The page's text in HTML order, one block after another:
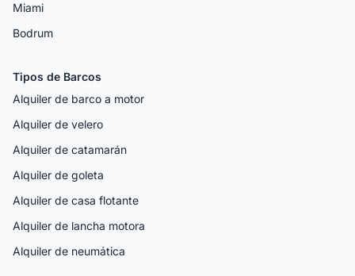
Miami
Bodrum
Tipos de Barcos
Alquiler de barco a motor
Alquiler de velero
Alquiler de catamarán
Alquiler de goleta
Alquiler de casa flotante
Alquiler de lancha motora
Alquiler de neumática